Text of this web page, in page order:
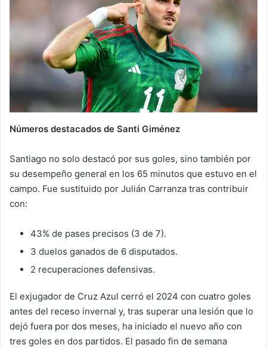
Números destacados de Santi Giménez
Santiago no solo destacó por sus goles, sino también por
su desempeño general en los 65 minutos que estuvo en el
campo. Fue sustituido por Julián Carranza tras contribuir
con:
43% de pases precisos (3 de 7).
3 duelos ganados de 6 disputados.
2 recuperaciones defensivas.
El exjugador de Cruz Azul cerró el 2024 con cuatro goles
antes del receso invernal y, tras superar una lesión que lo
dejó fuera por dos meses, ha iniciado el nuevo año con
tres goles en dos partidos. El pasado fin de semana